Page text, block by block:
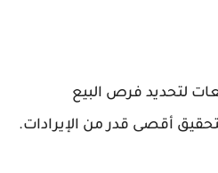
لتحديد فرص البيع
أقصى قدر من الإيرادات.